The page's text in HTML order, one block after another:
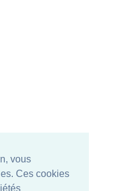
vous
Ces cookies